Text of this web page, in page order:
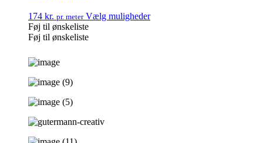
174 kr. pr. meter Vælg muligheder
Føj til ønskeliste
Føj til ønskeliste